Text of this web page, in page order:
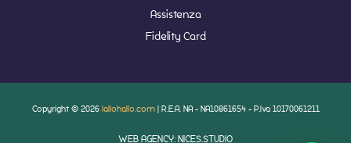
Assistenza
Fidelity Card
Copyright © 2026 lallohallo.com | R.E.A. NA - NA10861654 - P.Iva 10170061211
WEB AGENCY: NICES.STUDIO